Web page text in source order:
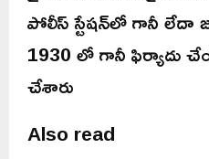
పోలీస్ స్టేషన్‌లో గానీ లేదా
1930 లో గానీ ఫిర్యాదు
చేశారు
Also read